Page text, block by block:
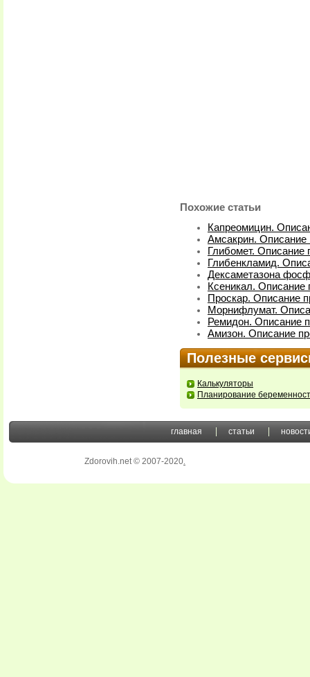
Похожие статьи
Капреомицин.
Амсакрин. Описание
Глибомет. Описание
Глибенкламид.
Дексаметазона
Ксеникал. Описание
Проскар. Описание
Морнифлумат.
Ремидон. Описание
Амизон. Описание
Полезные
Калькуляторы
Планирование
главная статьи
Zdorovih.net © 2007-2020